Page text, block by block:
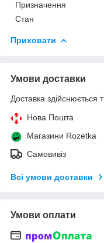
Призначення
Стан
Приховати
Умови доставки
Доставка здійснюється
Нова Пошта
Магазини Rozetka
Самовивіз
Всі умови доставки
Умови оплати